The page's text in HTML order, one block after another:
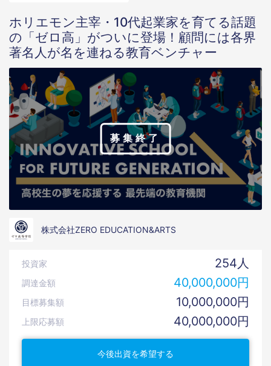
ホリエモン主宰・10代起業家を育てる話題
の「ゼロ高」がついに登場！顧問には各界
著名人が名を連ねる教育ベンチャー
募集終了
株式会社ZERO EDUCATION&ARTS
投資家 254人
調達金額 40,000,000円
目標募集額 10,000,000円
上限応募額 40,000,000円
今後出資を希望する